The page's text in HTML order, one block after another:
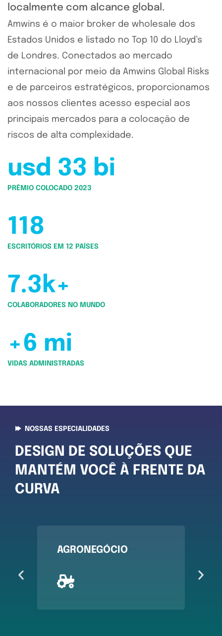
localmente com alcance global.
Amwins é o maior broker de wholesale dos
Estados Unidos e listado no Top 10 do Lloyd’s
de Londres. Conectados ao mercado
internacional por meio da Amwins Global Risks
e de parceiros estratégicos, proporcionamos
aos nossos clientes acesso especial aos
principais mercados para a colocação de
riscos de alta complexidade.
usd 33 bi
PRÊMIO COLOCADO 2023
118
ESCRITÓRIOS EM 12 PAÍSES
7.3k+
COLABORADORES NO MUNDO
+6 mi
VIDAS ADMINISTRADAS
NOSSAS ESPECIALIDADES
DESIGN DE SOLUÇÕES QUE
MANTÉM VOCÊ À FRENTE DA
CURVA
AGRONEGÓCIO